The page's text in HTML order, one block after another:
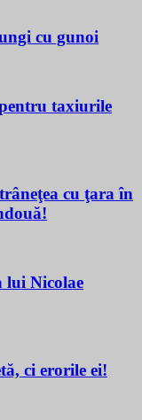
cu gunoi
taxiurile
cu ţara în
lui Nicolae
ci erorile ei!